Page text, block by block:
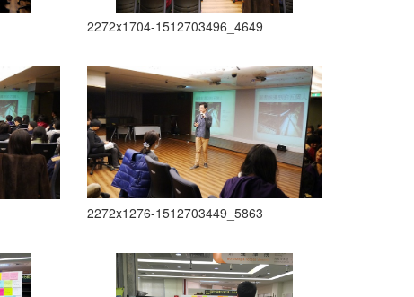
2272x1704-1512703496_4649
2272x1276-1512703449_5863